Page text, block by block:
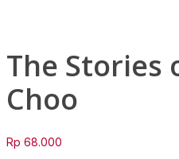
The Stories
Choo
Rp 68.000